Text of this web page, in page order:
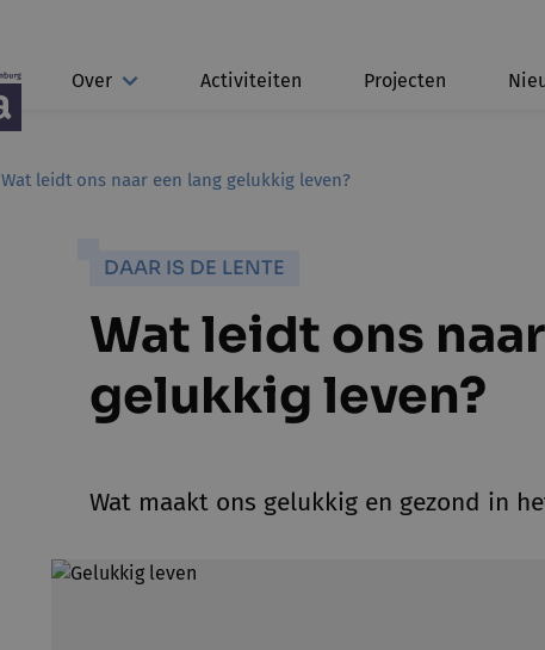
Over Activiteiten Projecten
Wat leidt ons naar een lang gelukkig leven?
DAAR IS DE LENTE
Wat leidt ons
gelukkig leven?
Wat maakt ons gelukkig en gezond in